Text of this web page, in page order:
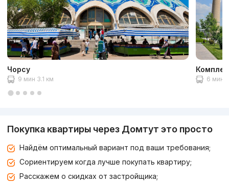
Чорсу
9 мин 3.1 км 6 мин
Покупка квартиры через Домтут это просто
Найдём оптимальный вариант под ваши требования;
Сориентируем когда лучше покупать квартиру;
Расскажем о скидках от застройщика;